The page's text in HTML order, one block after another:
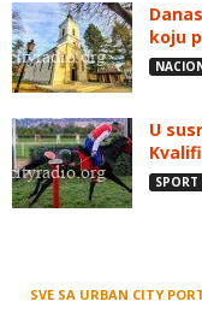
koju
U
SPORT
SVE SA URBAN CITY